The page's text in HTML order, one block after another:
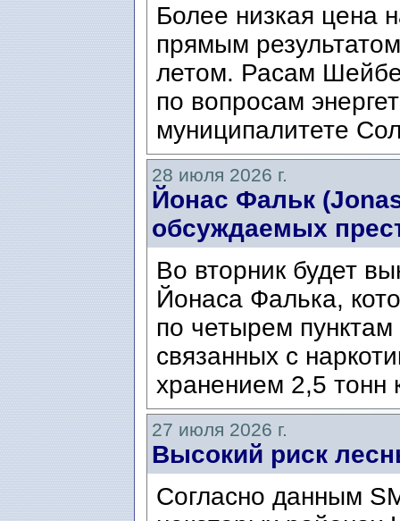
Более низкая цена
прямым
летом. Расам
по вопросам
муниципалитете
28 июля 2026 г.
Йонас Фальк
обсуждаемых
Во вторник будет
Йонаса Фалька,
по четырем
связанных с
хранением 2,5 тонн
27 июля 2026 г.
Высокий риск
Согласно данным